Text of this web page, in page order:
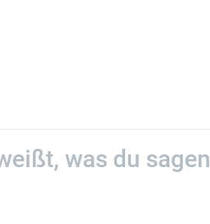
was du sagen